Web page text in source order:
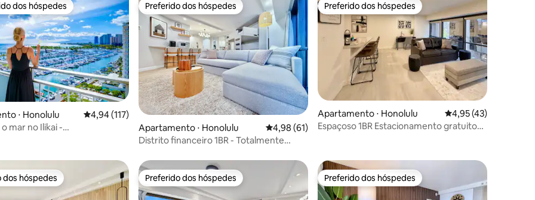
de 5, 176 avaliações
preferidos dos hóspedes
dos hóspedes
⋅ Honolulu 4,94 de uma avaliação média de 5, 117 avaliações
4,94 (117)
mar no Ilikai -
Preferido dos hóspedes
Preferido dos hóspedes
Apartamento ⋅ Honolulu 4,98 de uma avaliação média de 5, 61 avaliações
4,98 (61)
Distrito financeiro 1BR - Totalmente
Preferido dos hóspedes
Preferido dos hóspedes
Apartamento ⋅ Honolulu 4,95 de uma
4,95 (43)
Espaçoso 1BR Estacionamento gratuito
dos hóspedes
dos hóspedes Preferido dos hóspedes
Preferido dos hóspedes Preferido dos hóspedes
Preferido dos hóspedes